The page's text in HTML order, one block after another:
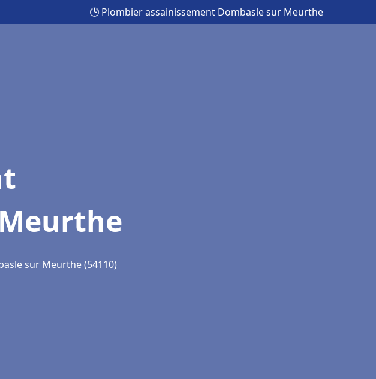
🕒 Plombier assainissement Dombasle sur Meurthe
sur Meurthe (54110)